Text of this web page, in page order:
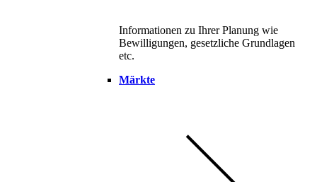
Informationen zu Ihrer Planung wie
Bewilligungen, gesetzliche Grundlagen
etc.
Märkte